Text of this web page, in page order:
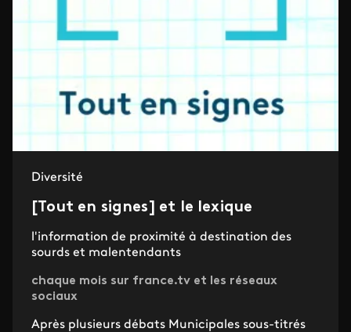
Diversité
[Tout en signes] et le lexique
l'information de proximité à destination des
sourds et malentendants
chaque mois sur france.tv et les réseaux
sociaux
Après plusieurs débats Municipales sous-titrés